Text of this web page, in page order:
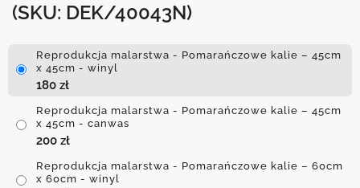
(SKU: DEK/40043N)
Reprodukcja malarstwa - Pomarańczowe kalie – 45cm
x 45cm - winyl
180 zł
Reprodukcja malarstwa - Pomarańczowe kalie – 45cm
x 45cm - canwas
200 zł
Reprodukcja malarstwa - Pomarańczowe kalie – 60cm
x 60cm - winyl